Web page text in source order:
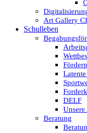
Art Gallery
Schulleben
DELF
Beratung